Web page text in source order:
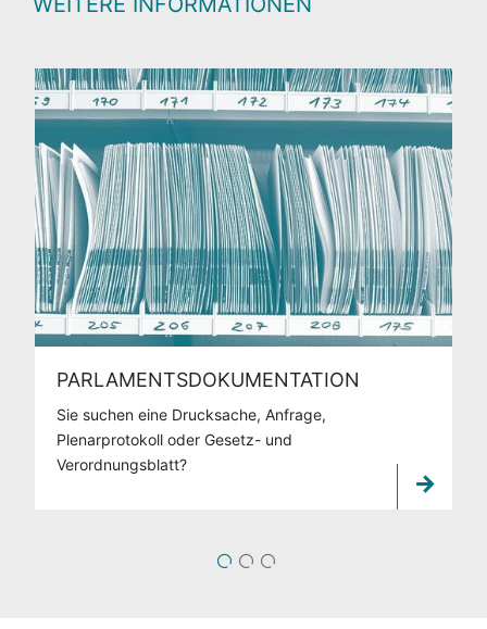
PARLAMENTSDOKUMENTATION
Sie suchen eine Drucksache, Anfrage,
Plenarprotokoll oder Gesetz- und
Verordnungsblatt?
1 2